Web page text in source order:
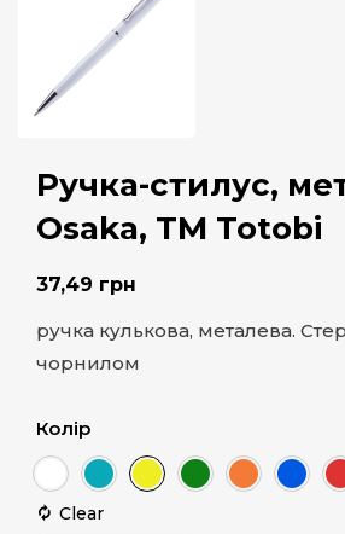
Ручка-стилус,
Osaka, ТМ Totobi
37,49 грн
ручка кулькова, металева.
чорнилом
Колір
Clear